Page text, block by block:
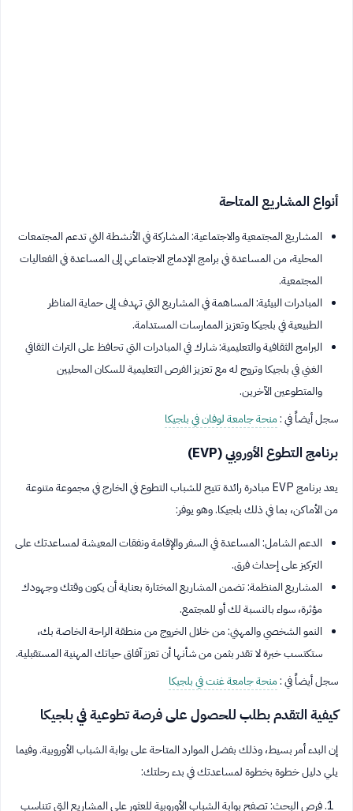
أنواع المشاريع المتاحة
المشاريع المجتمعية والاجتماعية: المشاركة في الأنشطة التي تدعم المجتمعات
المحلية، من المساعدة في برامج الإدماج الاجتماعي إلى المساعدة في الفعاليات
المجتمعية.
المبادرات البيئية: المساهمة في المشاريع التي تهدف إلى حماية المناظر
الطبيعية في بلجيكا وتعزيز الممارسات المستدامة.
البرامج الثقافية والتعليمية: شارك في المبادرات التي تحافظ على التراث الثقافي
الغني في بلجيكا وتروج له مع تعزيز الفرص التعليمية للسكان المحليين
والمتطوعين الآخرين.
سجل أيضاً في :منحة جامعة لوفان في بلجيكا
برنامج التطوع الأوروبي (EVP)
يعد برنامج EVP مبادرة رائدة تتيح للشباب التطوع في الخارج في مجموعة متنوعة
من الأماكن، بما في ذلك بلجيكا. وهو يوفر:
الدعم الشامل: المساعدة في السفر والإقامة ونفقات المعيشة لمساعدتك على
التركيز على إحداث فرق.
المشاريع المنظمة: تضمن المشاريع المختارة بعناية أن يكون وقتك وجهودك
مؤثرة، سواء بالنسبة لك أو للمجتمع.
النمو الشخصي والمهني: من خلال الخروج من منطقة الراحة الخاصة بك،
ستكتسب خبرة لا تقدر بثمن من شأنها أن تعزز آفاق حياتك المهنية المستقبلية.
سجل أيضاً في :منحة جامعة غنت في بلجيكا
كيفية التقدم بطلب للحصول على فرصة تطوعية في بلجيكا
إن البدء أمر بسيط، وذلك بفضل الموارد المتاحة على بوابة الشباب الأوروبية. وفيما
يلي دليل خطوة بخطوة لمساعدتك في بدء رحلتك:
فرص البحث: تصفح بوابة الشباب الأوروبية للعثور على المشاريع التي تتناسب